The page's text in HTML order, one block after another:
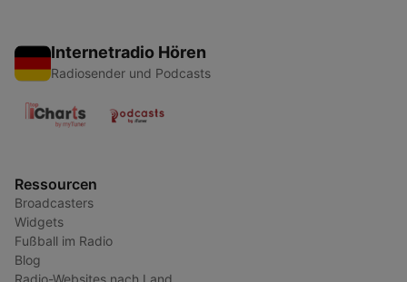
Internetradio Hören
Radiosender und Podcasts
Ressourcen
Broadcasters
Widgets
Fußball im Radio
Blog